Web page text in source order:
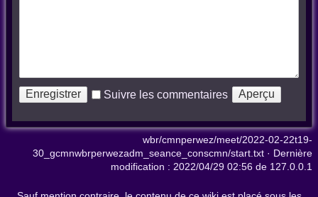
Suivre les commentaires
wbr/cmnperwez/meet/2022-02-22t19-
30_gcmnwbrperwezadm_seance_conscmn/start.txt · Dernière
modification : 2022/04/29 02:56 de 127.0.0.1